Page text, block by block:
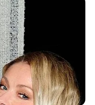
Class baru bisa
betul maka penguatan
akan berjalan dalam
Angkatan
laut Indonesia tahun
sedang menunggu
nego beli 24 F-35A
disiapkan untuk